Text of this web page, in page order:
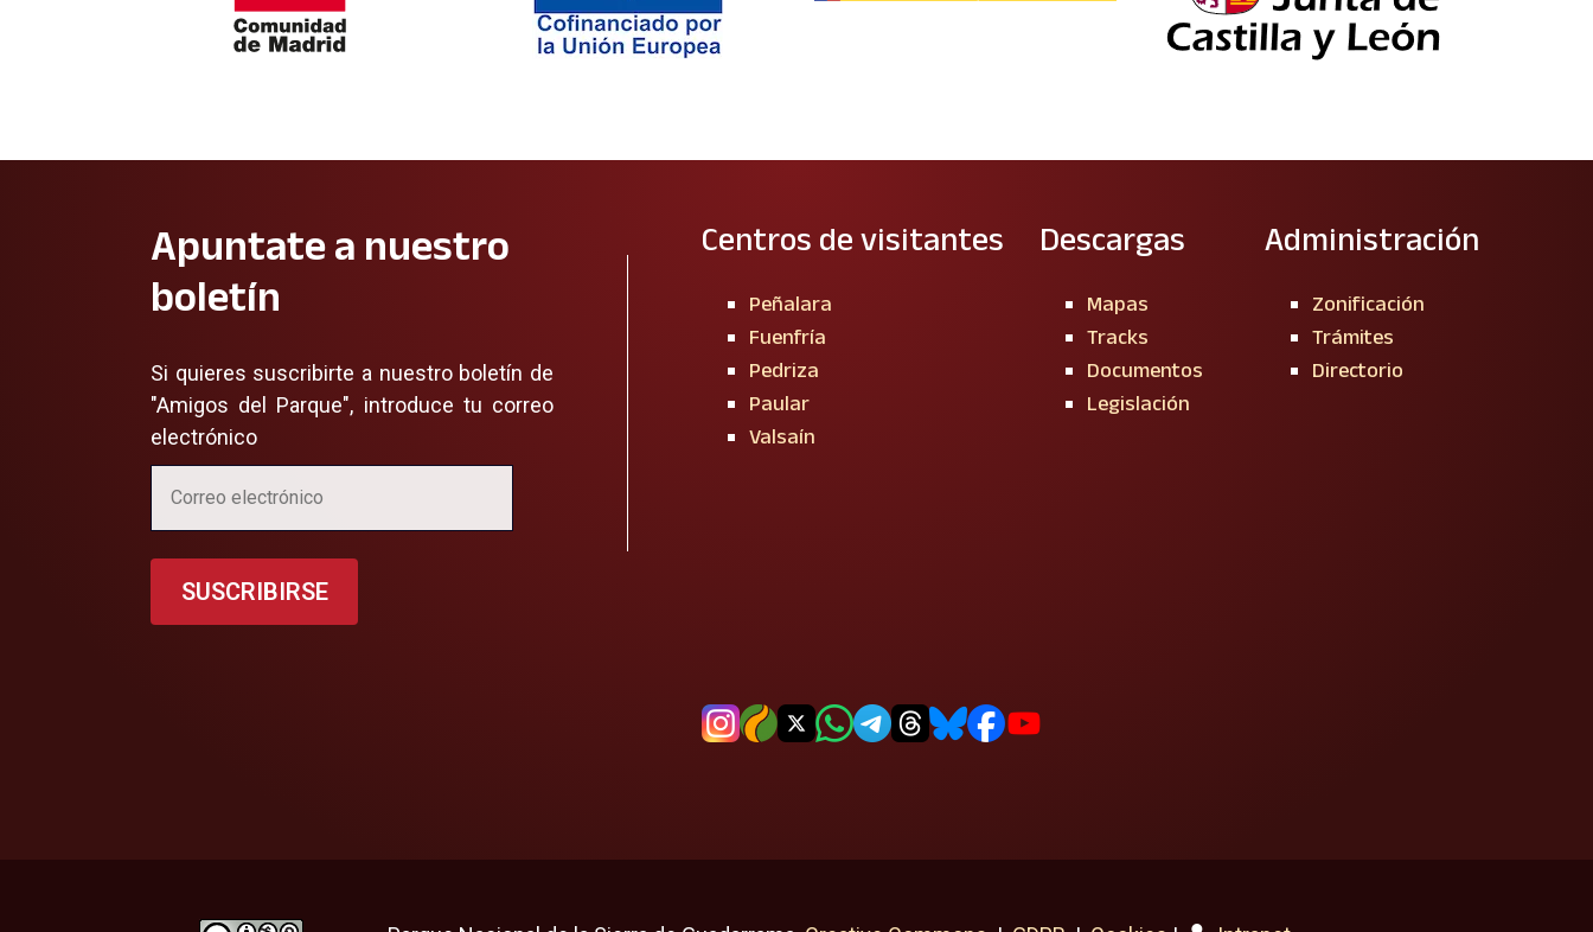
Apuntate a nuestro
boletín
Si quieres suscribirte a nuestro boletín de
"Amigos del Parque", introduce tu correo
electrónico
SUSCRIBIRSE
Centros de visitantes
Peñalara
Fuenfría
Pedriza
Paular
Valsaín
Descargas
Mapas
Tracks
Documentos
Legislación
Administración
Zonificación
Trámites
Directorio